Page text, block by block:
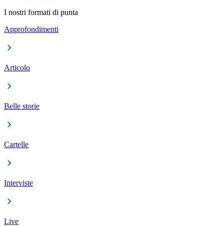
I nostri formati di punta
Approfondimenti
Articolo
Belle storie
Cartelle
Interviste
Live